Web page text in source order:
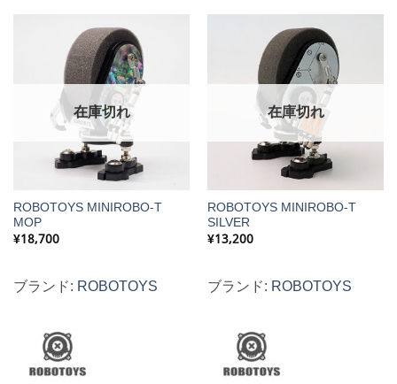
在庫切れ
ROBOTOYS MINIROBO-T
MOP
¥18,700
ブランド: ROBOTOYS
在庫切れ
ROBOTOYS MINIROBO-T
SILVER
¥13,200
ブランド: ROBOTOYS